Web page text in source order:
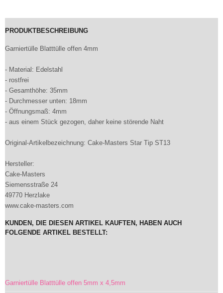
PRODUKTBESCHREIBUNG
Garniertülle Blatttülle offen 4mm
- Material: Edelstahl
- rostfrei
- Gesamthöhe: 35mm
- Durchmesser unten: 18mm
- Öffnungsmaß: 4mm
- aus einem Stück gezogen, daher keine störende Naht
Original-Artikelbezeichnung: Cake-Masters Star Tip ST13
Hersteller:
Cake-Masters
Siemensstraße 24
49770 Herzlake
www.cake-masters.com
KUNDEN, DIE DIESEN ARTIKEL KAUFTEN, HABEN AUCH
FOLGENDE ARTIKEL BESTELLT:
Garniertülle Blatttülle offen 5mm x 4,5mm